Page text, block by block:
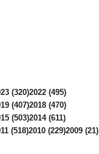
(320)2022 (495)
(407)2018 (470)
(503)2014 (611)
(518)2010 (229)2009 (21)